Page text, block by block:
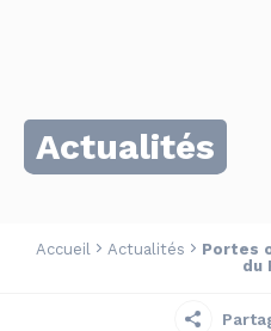
Actualités
Accueil Actualités
Portes
du